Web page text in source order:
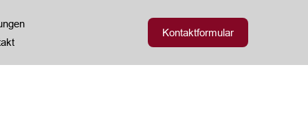
Kontaktformular